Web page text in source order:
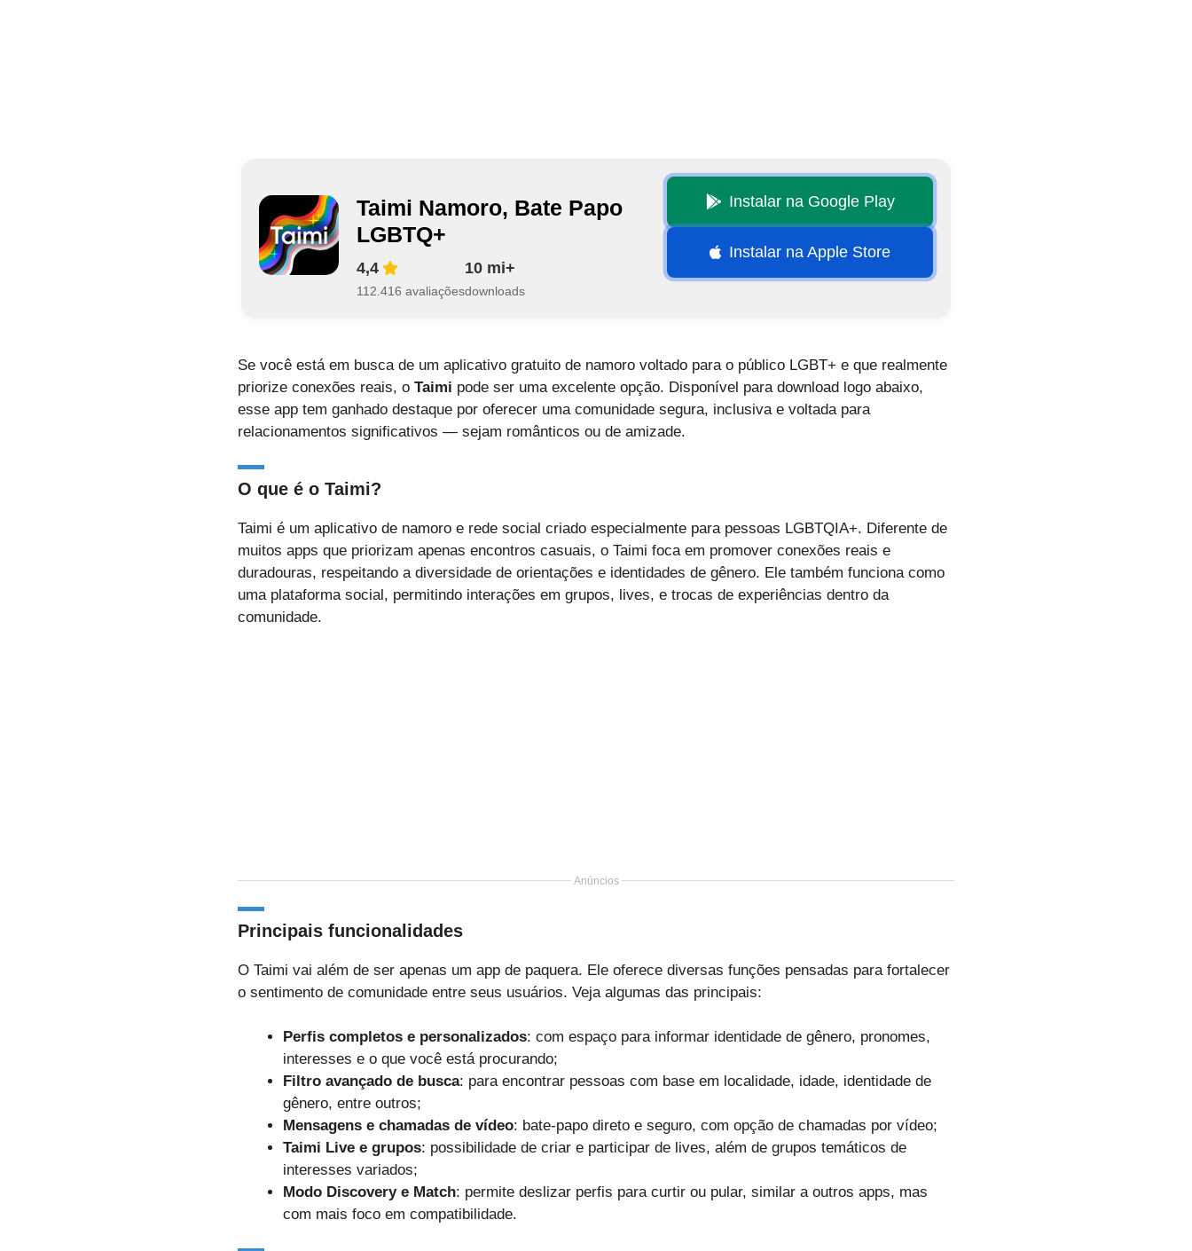
Taimi Namoro, Bate Papo
LGBTQ+
4,4
112.416 avaliações
10 mi+
downloads
Instalar na Google Play
Instalar na Apple Store
Se você está em busca de um aplicativo gratuito de namoro voltado para o público LGBT+ e que realmente
priorize conexões reais, o Taimi pode ser uma excelente opção. Disponível para download logo abaixo,
esse app tem ganhado destaque por oferecer uma comunidade segura, inclusiva e voltada para
relacionamentos significativos — sejam românticos ou de amizade.
O que é o Taimi?
Taimi é um aplicativo de namoro e rede social criado especialmente para pessoas LGBTQIA+. Diferente de
muitos apps que priorizam apenas encontros casuais, o Taimi foca em promover conexões reais e
duradouras, respeitando a diversidade de orientações e identidades de gênero. Ele também funciona como
uma plataforma social, permitindo interações em grupos, lives, e trocas de experiências dentro da
comunidade.
Anúncios
Principais funcionalidades
O Taimi vai além de ser apenas um app de paquera. Ele oferece diversas funções pensadas para fortalecer
o sentimento de comunidade entre seus usuários. Veja algumas das principais:
Perfis completos e personalizados: com espaço para informar identidade de gênero, pronomes,
interesses e o que você está procurando;
Filtro avançado de busca: para encontrar pessoas com base em localidade, idade, identidade de
gênero, entre outros;
Mensagens e chamadas de vídeo: bate-papo direto e seguro, com opção de chamadas por vídeo;
Taimi Live e grupos: possibilidade de criar e participar de lives, além de grupos temáticos de
interesses variados;
Modo Discovery e Match: permite deslizar perfis para curtir ou pular, similar a outros apps, mas
com mais foco em compatibilidade.